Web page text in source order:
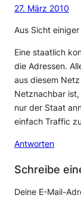
27. März 2010
Aus Sicht
Eine staatlich
die Adressen.
aus diesem
Netznachbar
nur der Staat
einfach Traffic
Antworten
Schreibe
Deine E-Mail-